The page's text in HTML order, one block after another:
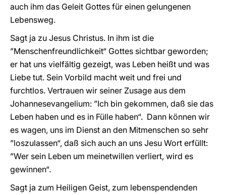
auch ihm das Geleit Gottes für einen gelungenen
Lebensweg.
Sagt ja zu Jesus Christus. In ihm ist die
”Menschenfreundlichkeit“ Gottes sichtbar geworden;
er hat uns vielfältig gezeigt, was Leben heißt und was
Liebe tut. Sein Vorbild macht weit und frei und
furchtlos. Vertrauen wir seiner Zusage aus dem
Johannesevangelium: ”Ich bin gekommen, daß sie das
Leben haben und es in Fülle haben“. Dann können wir
es wagen, uns im Dienst an den Mitmenschen so sehr
”loszulassen“, daß sich auch an uns Jesu Wort erfüllt:
”Wer sein Leben um meinetwillen verliert, wird es
gewinnen“.
Sagt ja zum Heiligen Geist, zum lebenspendenden